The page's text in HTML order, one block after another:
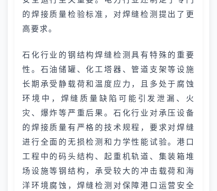
的焊接质量检验标准，对焊缝检测提出了更
高要求。
石化行业的钢结构焊缝检测具有特殊的重要
性。石油储罐、化工塔器、管道支架等设施
长期承受静载荷和温度应力，且多处于腐蚀
环境中，焊缝质量缺陷可能引发泄漏、火
灾、爆炸等严重后果。石化行业对承压设备
的焊接质量有严格的技术规程，要求对焊缝
进行全面的无损检测和力学性能试验。港口
工程中的码头结构、起重机轨道、集装箱堆
场设施等钢结构，承受较大的冲击载荷和海
洋环境腐蚀，焊缝检测对保障港口运营安全